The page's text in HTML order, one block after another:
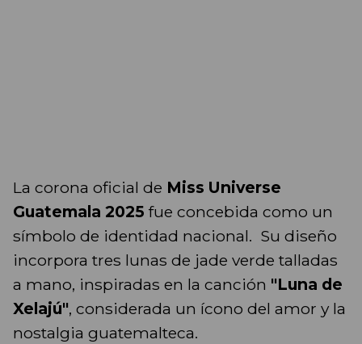
La corona oficial de Miss Universe
Guatemala 2025 fue concebida como un
símbolo de identidad nacional. Su diseño
incorpora tres lunas de jade verde talladas
a mano, inspiradas en la canción "Luna de
Xelajú", considerada un ícono del amor y la
nostalgia guatemalteca.